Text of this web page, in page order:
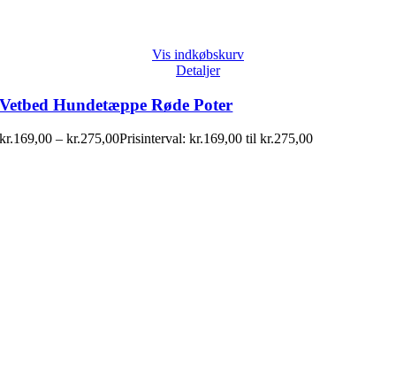
Vis indkøbskurv
Detaljer
Vetbed Hundetæppe Røde Poter
kr.169,00 – kr.275,00Prisinterval: kr.169,00 til kr.275,00